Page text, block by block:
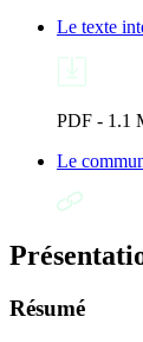
Le texte
PDF - 1.1
Le
Résumé